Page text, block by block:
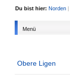
Du bist hier: Norden |
Menü
Obere Ligen